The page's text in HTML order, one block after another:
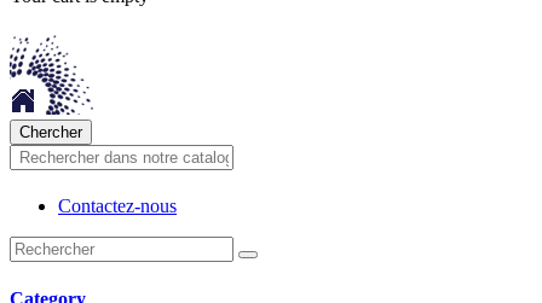
Chercher
Contactez-nous
Category